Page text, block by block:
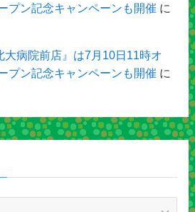
プン記念キャンペーンも開催 に
大病院前店』は7月10日11時オ
プン記念キャンペーンも開催 に